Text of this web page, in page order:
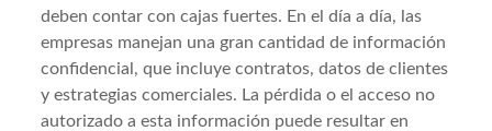
deben contar con cajas fuertes. En el día a día, las
empresas manejan una gran cantidad de información
confidencial, que incluye contratos, datos de clientes
y estrategias comerciales. La pérdida o el acceso no
autorizado a esta información puede resultar en